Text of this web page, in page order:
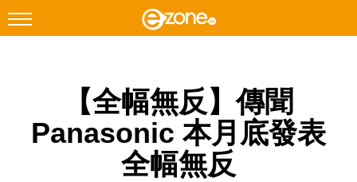
Instagram
科技焦點
【全幅無反】傳聞
Panasonic 本月底發表
全幅無反